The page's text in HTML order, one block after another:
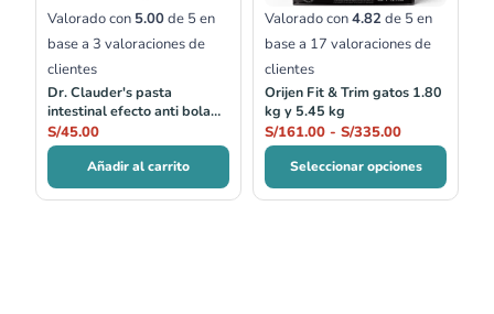
Valorado con 5.00de 5 en
base a 3 valoraciones de
clientes
Dr. Clauder's pasta
intestinal efecto anti bola
de pelos 100 ml
S/45.00
Añadir al carrito
Valorado con4.82de 5 en
base a 17 valoraciones de
clientes
Orijen Fit & Trim gatos 1.80
kg y 5.45 kg
S/161.00 - S/335.00
Seleccionar opciones